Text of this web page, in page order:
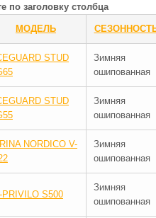
по заголовку столбца
МОДЕЛЬ
STUD
Зимняя
ошипованная
STUD
Зимняя
ошипованная
NORDICO V-
Зимняя
ошипованная
PRIVILO S500
Зимняя
ошипованная